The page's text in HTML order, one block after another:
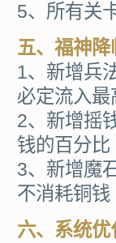
5、所有关
五、福神降
1、新增兵
必定流入
2、新增摇
钱的百分比
3、新增魔
不消耗铜钱
六、系统优